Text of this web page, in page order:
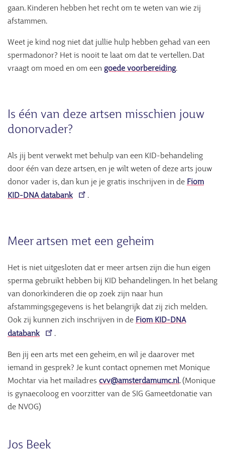
gaan. Kinderen hebben het recht om te weten van wie zij
afstammen.
Weet je kind nog niet dat jullie hulp hebben gehad van een
spermadonor? Het is nooit te laat om dat te vertellen. Dat
vraagt om moed en om een goede voorbereiding.
Is één van deze artsen misschien jouw
donorvader?
Als jij bent verwekt met behulp van een KID-behandeling
door één van deze artsen, en je wilt weten of deze arts jouw
donor vader is, dan kun je je gratis inschrijven in de Fiom
KID-DNA databank
.
Meer artsen met een geheim
Het is niet uitgesloten dat er meer artsen zijn die hun eigen
sperma gebruikt hebben bij KID behandelingen. In het belang
van donorkinderen die op zoek zijn naar hun
afstammingsgegevens is het belangrijk dat zij zich melden.
Ook zij kunnen zich inschrijven in de Fiom KID-DNA
databank
.
Ben jij een arts met een geheim, en wil je daarover met
iemand in gesprek? Je kunt contact opnemen met Monique
Mochtar via het mailadres cvv@amsterdamumc.nl. (Monique
is gynaecoloog en voorzitter van de SIG Gameetdonatie van
de NVOG)
Jos Beek